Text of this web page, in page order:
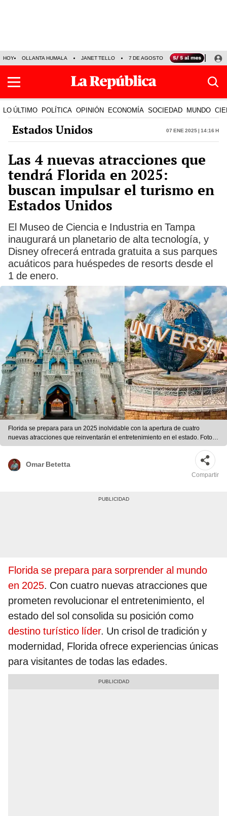
HOY OLLANTA HUMALA JANET TELLO 7 DE AGOSTO TINKA RESULTADOS
LO ÚLTIMO POLÍTICA OPINIÓN ECONOMÍA SOCIEDAD MUNDO
Estados Unidos 07 Ene 2025 | 14:16 h
Las 4 nuevas atracciones que
tendrá Florida en 2025:
buscan impulsar el turismo en
Estados Unidos
El Museo de Ciencia e Industria en Tampa
inaugurará un planetario de alta tecnología, y
Disney ofrecerá entrada gratuita a sus parques
acuáticos para huéspedes de resorts desde el
1 de enero.
Florida se prepara para un 2025 inolvidable con la apertura de cuatro
nuevas atracciones que reinventarán el entretenimiento en el estado. Foto:
Cuadernos Manchegos
Omar Betetta
Compartir
Florida se prepara para sorprender al mundo
en 2025. Con cuatro nuevas atracciones que
prometen revolucionar el entretenimiento, el
estado del sol consolida su posición como
destino turístico líder. Un crisol de tradición y
modernidad, Florida ofrece experiencias únicas
para visitantes de todas las edades.